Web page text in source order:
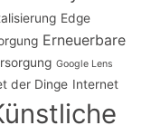
Edge
Erneuerbare
Google Lens
der Dinge Internet